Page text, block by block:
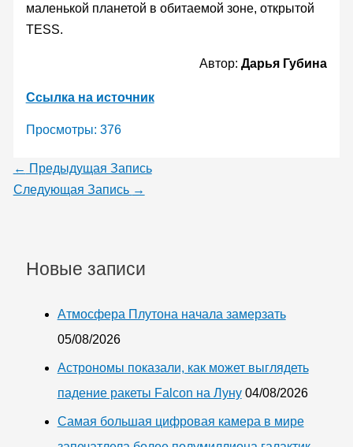
маленькой планетой в обитаемой зоне, открытой
TESS.
Автор:Дарья Губина
Ссылка на источник
Просмотры: 376
← Предыдущая Запись
Следующая Запись →
Новые записи
Атмосфера Плутона начала замерзать
05/08/2026
Астрономы показали, как может выглядеть
падение ракеты Falcon на Луну 04/08/2026
Самая большая цифровая камера в мире